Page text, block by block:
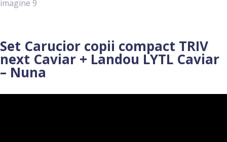
Set Carucior copii compact TRIV
next Caviar + Landou LYTL Caviar
– Nuna